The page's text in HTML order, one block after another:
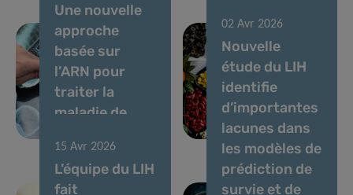
Une nouvelle
approche
basée sur
l’ARN pour
traiter la
maladie de
l’évaluation
des risques
chimiques et
nutritionnels
au
Luxembourg
15 Avr 2026
L’équipe du LIH
fait
02 Avr 2026
Nouvelle
étude du LIH
identifie
d’importantes
lacunes dans
les modèles de
prédiction de
survie et de